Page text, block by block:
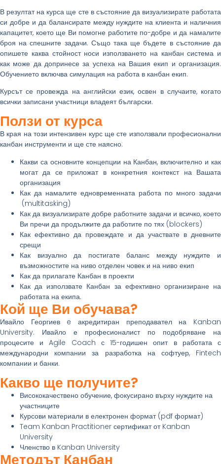
В резултат на курса ще сте в състояние да визуализирате работата
си добре и да балансирате между нуждите на клиента и наличния
капацитет, което ще Ви помогне работите по-добре и да намалите
броя на спешните задачи. Също така ще бъдете в състояние да
опишете каква стойност носи използването на канбан система и
как може да допринесе за успеха на Вашия екип и организация.
Обучението включва симулация на работа в канбан екип.
Курсът се провежда на английски език, освен в случаите, когато
всички записани участници владеят български.
Ползи от курса
В края на този интензивен курс ще сте използвали професионални
канбан инструменти и ще сте наясно:
Какви са основните концепции на Канбан, включително и как
могат да се приложат в конкретния контекст на Вашата
организация
Как да намалите едновременната работа по много задачи
(multitasking)
Как да визуализирате добре работните задачи и всичко, което
Ви пречи да продължите да работите по тях (blockers)
Как ефективно да провеждате и да участвате в дневните
срещи
Как визуално да постигате баланс между нуждите и
възможностите на ниво отделен човек и на ниво екип
Как да прилагате Канбан в проекти
Как да използвате Канбан за ефективно организиране на
работата на екипа.
Кой ще Ви обучава?
Ивайло Георгиев e акредитиран преподавател на Kanban
University. Ивайло е професионалист по подобряване на
процесите и Agile Coach с 15-годишен опит в работата с
международни компании за разработка на софтуер, Fintech
компании и банки.
Какво ще получите?
Висококачествено обучение, фокусирано върху нуждите на
участниците
Курсови материали в електронен формат (pdf формат)
Team Kanban Practitioner сертификат от Kanban
University
Членство в Kanban University
Методът Канбан